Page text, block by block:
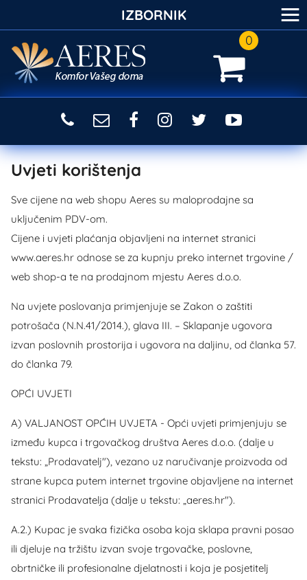
0
Uvjeti korištenja
Sve cijene na web shopu Aeres su maloprodajne sa
uključenim PDV-om.
Cijene i uvjeti plaćanja objavljeni na internet stranici
www.aeres.hr odnose se za kupnju preko internet trgovine /
web shop-a te na prodajnom mjestu Aeres d.o.o.
Na uvjete poslovanja primjenjuje se Zakon o zaštiti
potrošača (N.N.41/2014.), glava III. – Sklapanje ugovora
izvan poslovnih prostorija i ugovora na daljinu, od članka 57.
do članka 79.
OPĆI UVJETI
A) VALJANOST OPĆIH UVJETA - Opći uvjeti primjenjuju se
između kupca i trgovačkog društva Aeres d.o.o. (dalje u
tekstu: „Prodavatelj"), vezano uz naručivanje proizvoda od
strane kupca putem internet trgovine objavljene na internet
stranici Prodavatelja (dalje u tekstu: „aeres.hr").
A.2.) Kupac je svaka fizička osoba koja sklapa pravni posao
ili djeluje na tržištu izvan svoje trgovačke, poslovne,
obrtničke ili profesionalne djelatnosti i koja je posjetitelj
IZBORNIK ≡